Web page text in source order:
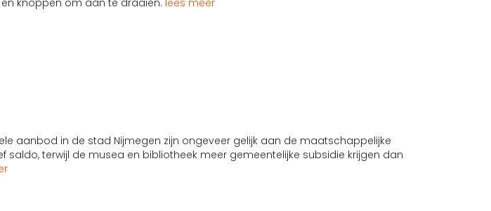
knoppen om aan te draaien. lees meer
aanbod in de stad Nijmegen zijn ongeveer gelijk aan de maatschappelijke
saldo, terwijl de musea en bibliotheek meer gemeentelijke subsidie krijgen dan